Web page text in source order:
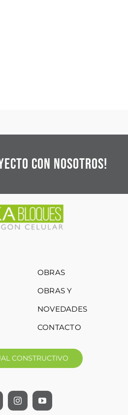
con nosotros!
OBRAS
OBRAS Y
NOVEDADES
CONTACTO
CONSTRUCTIVO